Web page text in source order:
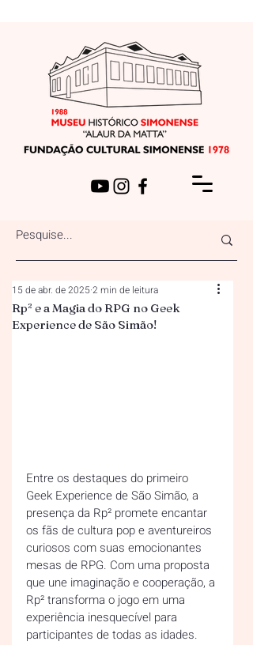
Rp² e a Magia do RPG no Geek
Experience de São Simão!
15 de abr. de 20252 min de leitura
Entre os destaques do primeiro
Geek Experience de São Simão, a
presença da Rp² promete encantar
os fãs de cultura pop e aventureiros
curiosos com suas emocionantes
mesas de RPG. Com uma proposta
que une imaginação e cooperação, a
Rp² transforma o jogo em uma
experiência inesquecível para
participantes de todas as idades.